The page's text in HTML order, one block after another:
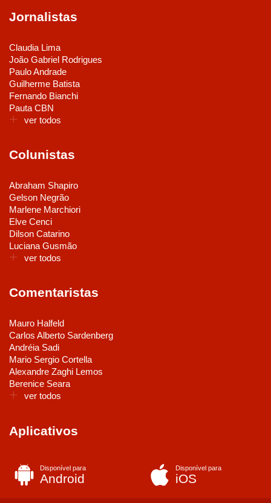
Jornalistas
Claudia Lima
João Gabriel Rodrigues
Paulo Andrade
Guilherme Batista
Fernando Bianchi
Pauta CBN
ver todos
Colunistas
Abraham Shapiro
Gelson Negrão
Marlene Marchiori
Elve Cenci
Dilson Catarino
Luciana Gusmão
ver todos
Comentaristas
Mauro Halfeld
Carlos Alberto Sardenberg
Andréia Sadi
Mario Sergio Cortella
Alexandre Zaghi Lemos
Berenice Seara
ver todos
Aplicativos
Disponível para
Android
Disponível para
iOS